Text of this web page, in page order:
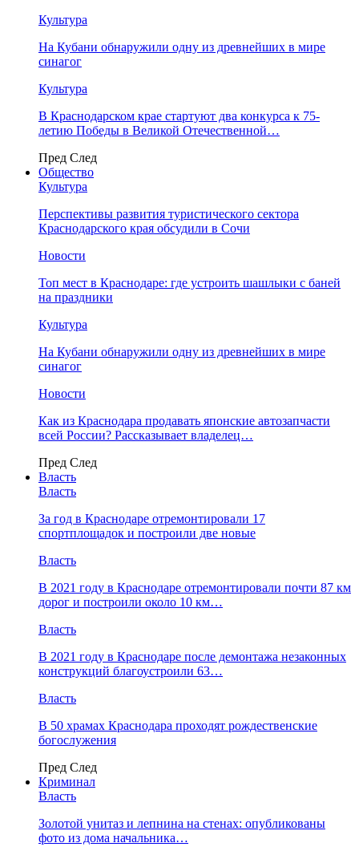
Культура
На Кубани обнаружили одну из древнейших в мире
синагог
Культура
В Краснодарском крае стартуют два конкурса к 75-
летию Победы в Великой Отечественной…
Пред След
Общество
Культура
Перспективы развития туристического сектора
Краснодарского края обсудили в Сочи
Новости
Топ мест в Краснодаре: где устроить шашлыки с баней
на праздники
Культура
На Кубани обнаружили одну из древнейших в мире
синагог
Новости
Как из Краснодара продавать японские автозапчасти
всей России? Рассказывает владелец…
Пред След
Власть
Власть
За год в Краснодаре отремонтировали 17
спортплощадок и построили две новые
Власть
В 2021 году в Краснодаре отремонтировали почти 87 км
дорог и построили около 10 км…
Власть
В 2021 году в Краснодаре после демонтажа незаконных
конструкций благоустроили 63…
Власть
В 50 храмах Краснодара проходят рождественские
богослужения
Пред След
Криминал
Власть
​Золотой унитаз и лепнина на стенах: опубликованы
фото из дома начальника…